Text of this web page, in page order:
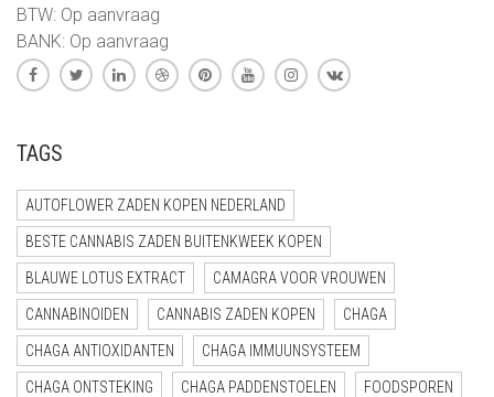
BTW: Op aanvraag
BANK: Op aanvraag
TAGS
AUTOFLOWER ZADEN KOPEN NEDERLAND
BESTE CANNABIS ZADEN BUITENKWEEK KOPEN
BLAUWE LOTUS EXTRACT CAMAGRA VOOR VROUWEN
CANNABINOIDEN CANNABIS ZADEN KOPEN CHAGA
CHAGA ANTIOXIDANTEN CHAGA IMMUUNSYSTEEM
CHAGA ONTSTEKING CHAGA PADDENSTOELEN FOODSPOREN